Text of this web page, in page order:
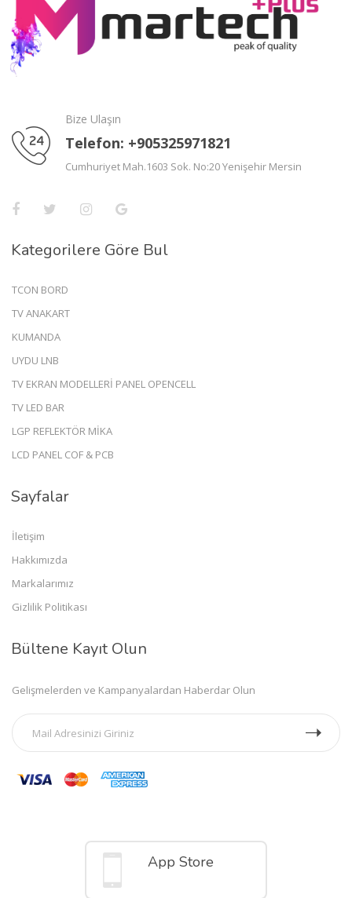
Bize Ulaşın
Telefon: +905325971821
Cumhuriyet Mah.1603 Sok. No:20 Yenişehir Mersin
Kategorilere Göre Bul
TCON BORD
TV ANAKART
KUMANDA
UYDU LNB
TV EKRAN MODELLERİ PANEL OPENCELL
TV LED BAR
LGP REFLEKTÖR MİKA
LCD PANEL COF & PCB
Sayfalar
İletişim
Hakkımızda
Markalarımız
Gizlilik Politikası
Bültene Kayıt Olun
Gelişmelerden ve Kampanyalardan Haberdar Olun
App Store